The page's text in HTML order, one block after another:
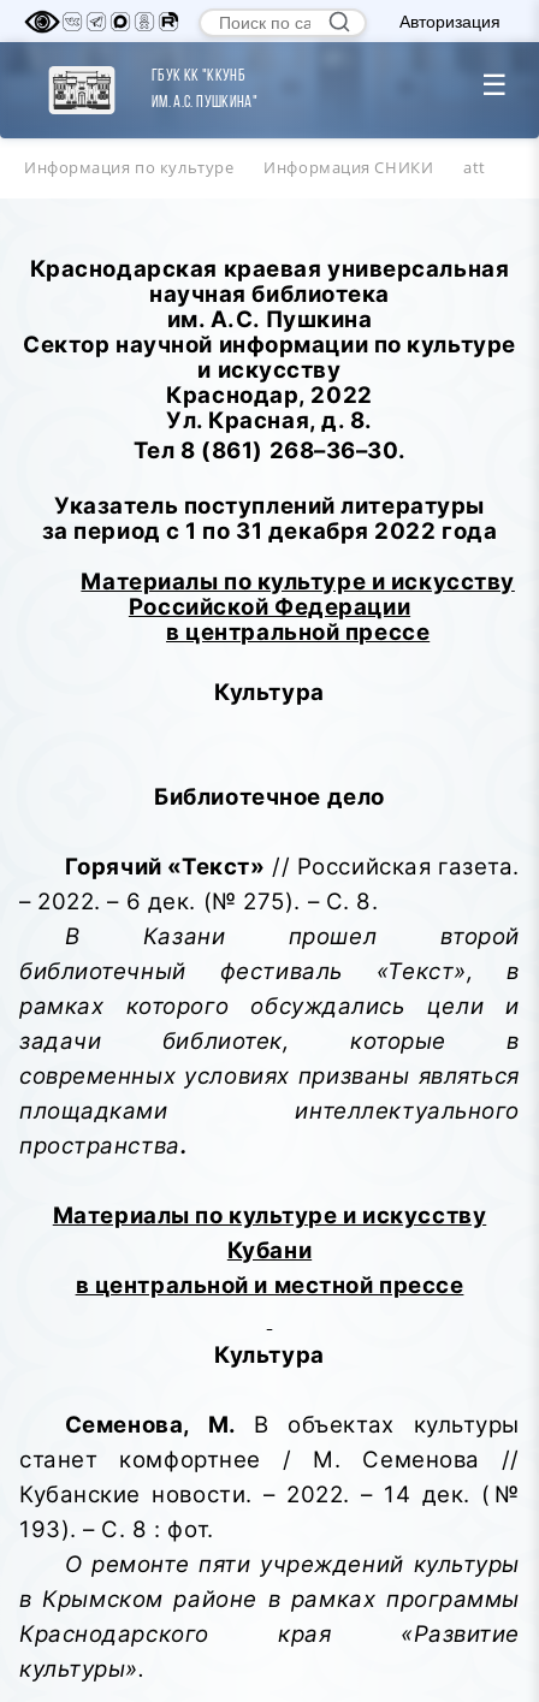
Авторизация
ГБУК КК "ККУНБ
им. А.С. Пушкина"
☰
Информация по культуре Информация СНИКИ att
Краснодарская краевая универсальная
научная библиотека
им. А.С. Пушкина
Сектор научной информации по культуре
и искусству
Краснодар, 2022
Ул. Красная, д. 8.
Тел 8 (861) 268–36–30.
Указатель поступлений литературы
за период с 1 по 31 декабря 2022 года
Материалы по культуре и искусству
Российской Федерации
в центральной прессе
Культура
Библиотечное дело
Горячий «Текст» // Российская газета.
– 2022. – 6 дек. (№ 275). – С. 8.
В Казани прошел второй
библиотечный фестиваль «Текст», в
рамках которого обсуждались цели и
задачи библиотек, которые в
современных условиях призваны являться
площадками интеллектуального
пространства.
Материалы по культуре и искусству
Кубани
в центральной и местной прессе
Культура
Семенова, М. В объектах культуры
станет комфортнее / М. Семенова //
Кубанские новости. – 2022. – 14 дек. (№
193). – С. 8 : фот.
О ремонте пяти учреждений культуры
в Крымском районе в рамках программы
Краснодарского края «Развитие
культуры».